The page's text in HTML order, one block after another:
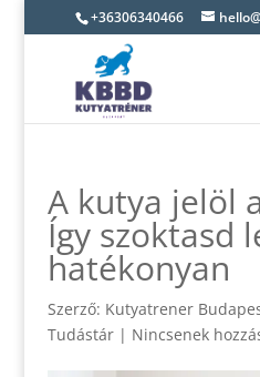
+36306340466
A kutya jelöl
Így szoktasd
hatékonyan
Szerző: Kutyatrener
Tudástár| Nincsenek